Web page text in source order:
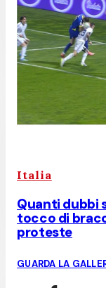
Italia
Quanti dubbi
tocco di
proteste
GUARDA LA